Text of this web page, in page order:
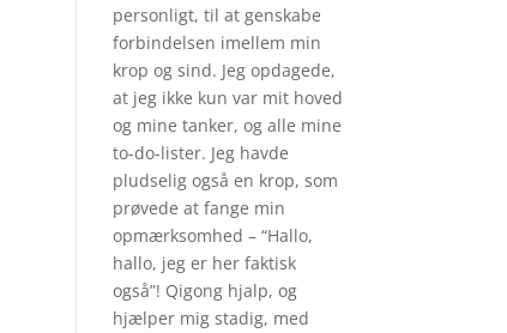
personligt, til at genskabe
forbindelsen imellem min
krop og sind. Jeg opdagede,
at jeg ikke kun var mit hoved
og mine tanker, og alle mine
to-do-lister. Jeg havde
pludselig også en krop, som
prøvede at fange min
opmærksomhed – “Hallo,
hallo, jeg er her faktisk
også”! Qigong hjalp, og
hjælper mig stadig, med